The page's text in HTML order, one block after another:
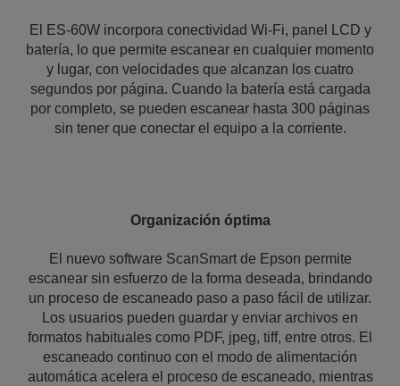
El ES-60W incorpora conectividad Wi-Fi, panel LCD y
batería, lo que permite escanear en cualquier momento
y lugar, con velocidades que alcanzan los cuatro
segundos por página. Cuando la batería está cargada
por completo, se pueden escanear hasta 300 páginas
sin tener que conectar el equipo a la corriente.
Organización óptima
El nuevo software ScanSmart de Epson permite
escanear sin esfuerzo de la forma deseada, brindando
un proceso de escaneado paso a paso fácil de utilizar.
Los usuarios pueden guardar y enviar archivos en
formatos habituales como PDF, jpeg, tiff, entre otros. El
escaneado continuo con el modo de alimentación
automática acelera el proceso de escaneado, mientras